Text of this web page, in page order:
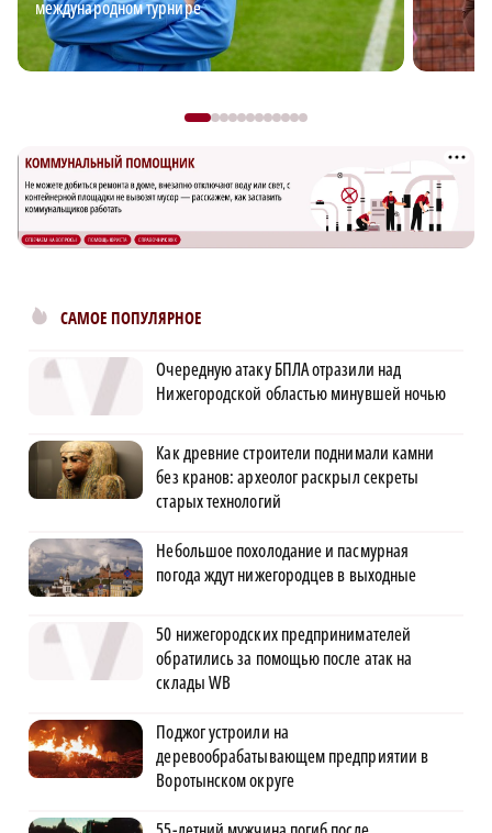
международном турнире
САМОЕ ПОПУЛЯРНОЕ
Очередную атаку БПЛА отразили над
Нижегородской областью минувшей ночью
Как древние строители поднимали камни
без кранов: археолог раскрыл секреты
старых технологий
Небольшое похолодание и пасмурная
погода ждут нижегородцев в выходные
50 нижегородских предпринимателей
обратились за помощью после атак на
склады WB
Поджог устроили на
деревообрабатывающем предприятии в
Воротынском округе